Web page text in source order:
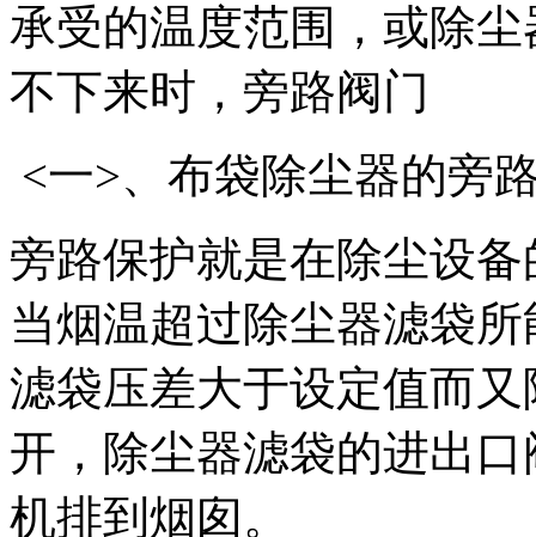
承受的温度范围，或除
不下来时，旁路阀门
<一>、布袋除尘器的旁
旁路保护就是在除尘设
当烟温超过除尘器滤袋
滤袋压差大于设定值而
开，除尘器滤袋的进出
机排到烟囱。